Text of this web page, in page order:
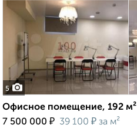
5
Офисное помещение, 192 м²
7 500 000 ₽ 39 100 ₽ за м²